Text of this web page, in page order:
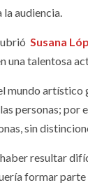
la audiencia.
Susana
una talentosa
mundo artístico
personas;
sin
resultar
formar parte